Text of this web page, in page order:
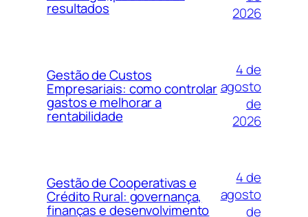
resultados
2026
Gestão de Custos
Empresariais: como controlar
gastos e melhorar a
rentabilidade
4 de
agosto
de
2026
Gestão de Cooperativas e
Crédito Rural: governança,
finanças e desenvolvimento
4 de
agosto
de